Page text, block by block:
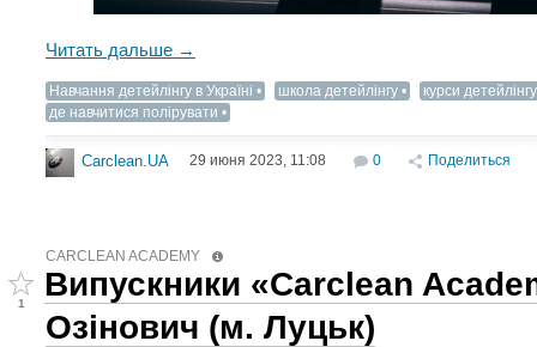
Читать дальше →
Навчання детейлінгу в Україні школа детейлінгу
курси детейлінгу
де навчитися полірувати
Carclean.UA 29 июня 2023, 11:08 0 Поделиться
CARCLEAN ACADEMY
1
Випускники «Carclean
Озінович (м. Луцьк)